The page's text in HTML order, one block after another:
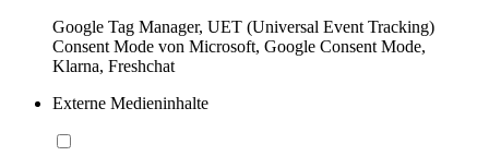
Google Tag Manager, UET (Universal Event Tracking)
Consent Mode von Microsoft, Google Consent Mode,
Klarna, Freshchat
Externe Medieninhalte